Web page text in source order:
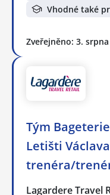
Vhodné také
Zveřejněno: 3. srpna
Tým
Letišti
trenéra/
Lagardere Travel